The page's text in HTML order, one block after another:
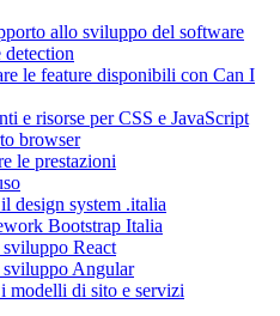
allo sviluppo del software
detection
le feature disponibili con Can I
e risorse per CSS e JavaScript
browser
le prestazioni
design system .italia
Bootstrap Italia
React
Angular
modelli di sito e servizi